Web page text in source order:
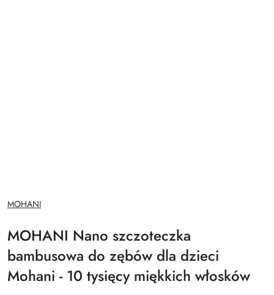
NAZWA
PRODUCENTA:
MOHANI
MOHANI Nano szczoteczka
bambusowa do zębów dla dzieci
Mohani - 10 tysięcy miękkich włosków